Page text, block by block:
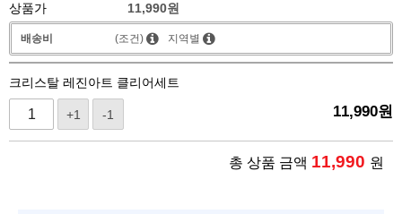
상품가
11,990원
배송비 (조건) 지역별
크리스탈 레진아트 클리어세트
+1 -1 11,990원
총 상품 금액 11,990 원